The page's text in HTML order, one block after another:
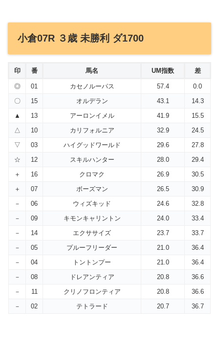
小倉07R ３歳 未勝利 ダ1700
印 番 馬名 UM指数 差
◎ 01 カセノルーパス 57.4
0.0
〇
15 オルデラン 43.1
14.3
▲
13 アーロンイメル 41.9
15.5
△
10 カリフォルニア 32.9
24.5
▽
03 ハイグッドワールド 29.6
27.8
☆
12 スキルハンター 28.0
29.4
＋
16 クロマク 26.9
30.5
＋
07 ボーズマン 26.5
30.9
－
06 ウィズキッド 24.6
32.8
－
09 キモンキャリントン 24.0
33.4
－
14 エクササイズ 23.7
33.7
－
05 プルーフリーダー 21.0
36.4
－
04 トントンプー 21.0
36.4
－
08 ドレアンティア 20.8
36.6
－
11 クリノフロンティア 20.8
36.6
－
02 テトラード 20.7 36.7